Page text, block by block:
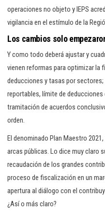
operaciones no objeto y IEPS
vigilancia en el estímulo de la
Los cambios solo
Y como todo deberá ajustar y
vienen reformas para optimizar la
deducciones y tasas por
reportables, límite de
tramitación de acuerdos
orden.
El denominado Plan Maestro
arcas públicas. Lo dice muy claro
recaudación de los grandes
proceso de fiscalización en un
apertura al diálogo con el
¿Así o más claro?